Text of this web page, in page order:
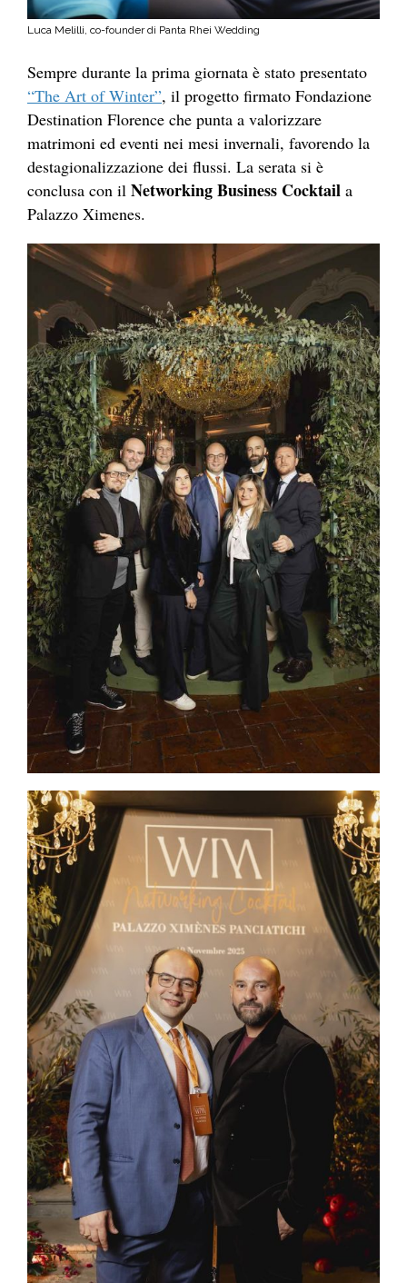
Luca Melilli, co-founder di Panta Rhei Wedding
Sempre durante la prima giornata è stato presentato
“The Art of Winter”, il progetto firmato Fondazione
Destination Florence che punta a valorizzare
matrimoni ed eventi nei mesi invernali, favorendo la
destagionalizzazione dei flussi. La serata si è
conclusa con il Networking Business Cocktail a
Palazzo Ximenes.